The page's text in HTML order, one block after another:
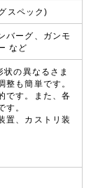
スペック)
バーグ、ガンモ
など
の異なるさま
整も簡単です。
です。また、各
す。
置、カストリ装